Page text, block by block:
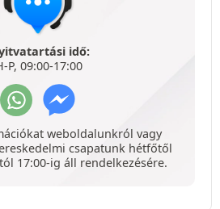
idő:
P, 09:00-17:00
weboldalunkról vagy
csapatunk hétfőtől
17:00-ig áll rendelkezésére.